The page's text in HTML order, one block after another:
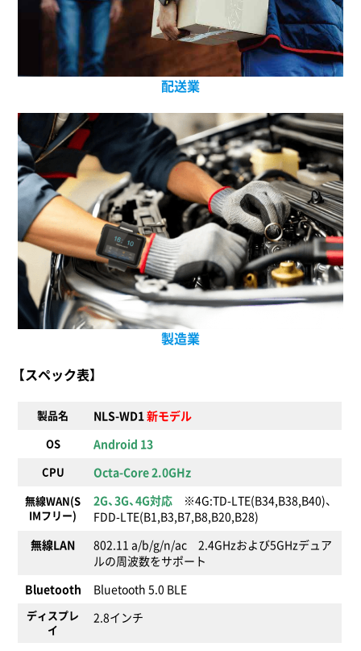
配送業
製造業
【スペック表】
製品名 NLS-WD1新モデル
OS Android 13
CPU Octa-Core 2.0GHz
無線WAN (S
IMフリー)
2G、3G、4G対応 ※4G:TD-LTE(B34,B38,B40)、
FDD-LTE(B1,B3,B7,B8,B20,B28)
無線LAN
802.11 a/b/g/n/ac 2.4GHzおよび5GHzデュア
ルの周波数をサポート
Bluetooth Bluetooth 5.0 BLE
ディスプレ
イ
2.8インチ